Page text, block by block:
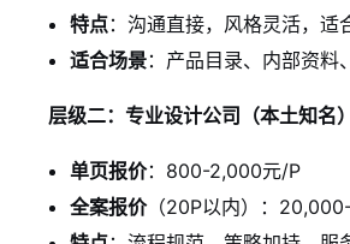
特点：沟通直接，风格灵活，适
适合场景：产品目录、内部资料
层级二：专业设计公司（本土知名）
单页报价：800-2,000元/P
全案报价（20P以内）：